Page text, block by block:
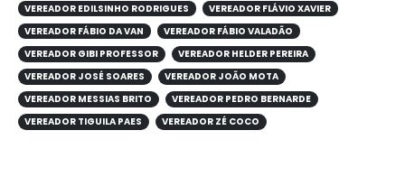
VEREADOR EDILSINHO RODRIGUES
VEREADOR FLÁVIO XAVIER
VEREADOR FÁBIO DA VAN
VEREADOR FÁBIO VALADÃO
VEREADOR GIBI PROFESSOR
VEREADOR HELDER PEREIRA
VEREADOR JOSÉ SOARES
VEREADOR JOÃO MOTA
VEREADOR MESSIAS BRITO
VEREADOR PEDRO BERNARDE
VEREADOR TIGUILA PAES
VEREADOR ZÉ COCO